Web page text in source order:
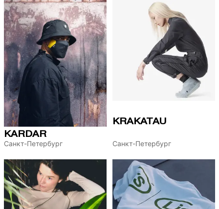
KARDAR
Санкт-Петербург
KRAKATAU
Санкт-Петербург